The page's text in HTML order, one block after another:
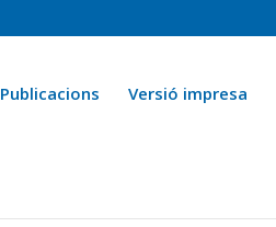
Publicacions Versió impresa